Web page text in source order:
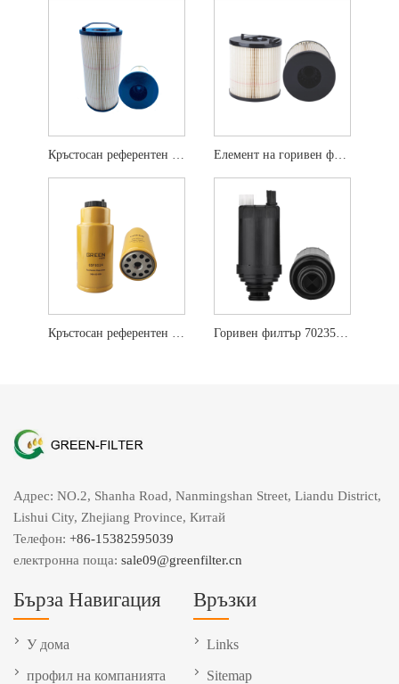
Кръстосан референтен филтър за горивен елемент FS20203 Елемент на горивен филтър FS20403
Адрес: NO.2, Shanha Road, Nanmingshan Street, Liandu District,
Lishui City, Zhejiang Province, Китай
Телефон: +86-15382595039
електронна поща: sale09@greenfilter.cn
Бърза Навигация
У дома
профил на компанията
Връзки
Links
Sitemap